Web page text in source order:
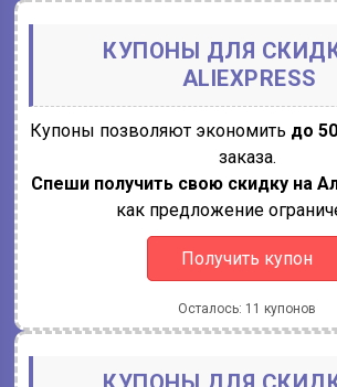
КУПОНЫ ДЛЯ
ALIEXPRESS
Купоны позволяют экономить до
заказа.
Спеши получить свою скидку на
как предложение
Получить купон
Осталось: 11 купонов